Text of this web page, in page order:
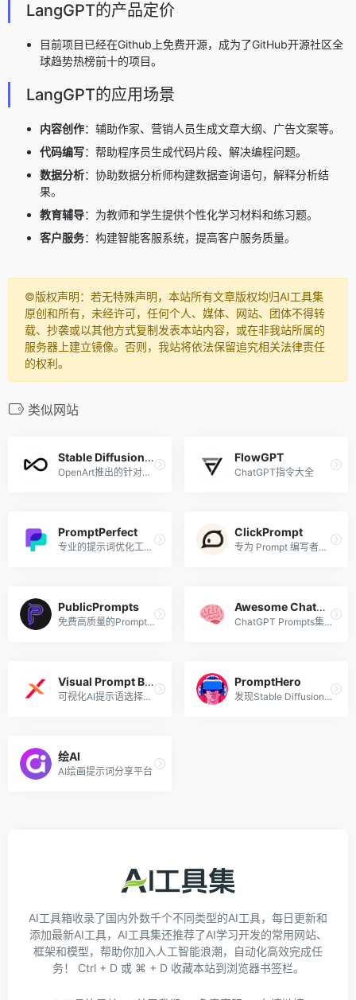
LangGPT的产品定价
目前项目已经在Github上免费开源，成为了GitHub开源社区全
球趋势热榜前十的项目。
LangGPT的应用场景
内容创作：辅助作家、营销人员生成文章大纲、广告文案等。
代码编写：帮助程序员生成代码片段、解决编程问题。
数据分析：协助数据分析师构建数据查询语句，解释分析结
果。
教育辅导：为教师和学生提供个性化学习材料和练习题。
客户服务：构建智能客服系统，提高客户服务质量。
©️版权声明：若无特殊声明，本站所有文章版权均归AI工具集
原创和所有，未经许可，任何个人、媒体、网站、团体不得转
载、抄袭或以其他方式复制发表本站内容，或在非我站所属的
服务器上建立镜像。否则，我站将依法保留追究相关法律责任
的权利。
类似网站
Stable Diffusion Prompt Book
OpenArt推出的针对Stable Diffusion指令的手册
FlowGPT
ChatGPT指令大全
PromptPerfect
专业的提示词优化工具，一站式开发、优化、调试和部署提示词
ClickPrompt
专为 Prompt 编写者设计的工具
PublicPrompts
免费高质量的Prompts集合
Awesome ChatGPT Prompts
ChatGPT Prompts集合
Visual Prompt Builder
可视化AI提示语选择和搭建
PromptHero
发现Stable Diffusion、ChatGPT和Midjourney的提示用语
绘AI
AI绘画提示词分享平台
AI工具箱收录了国内外数千个不同类型的AI工具，每日更新和
添加最新AI工具，AI工具集还推荐了AI学习开发的常用网站、
框架和模型，帮助你加入人工智能浪潮，自动化高效完成任
务！ Ctrl + D 或 ⌘ + D 收藏本站到浏览器书签栏。